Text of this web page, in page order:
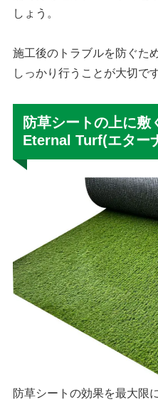
しょう。
施工後のトラブルを防ぐた
しっかり行うことが大切で
防草シートの上に敷
Eternal Turf(エター
防草シートの効果を最大限